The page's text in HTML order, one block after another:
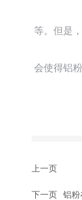
等。但是
会使得铝
上一页
下一页 铝